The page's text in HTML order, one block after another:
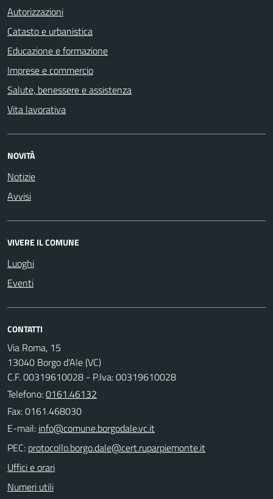
Autorizzazioni
Catasto e urbanistica
Educazione e formazione
Imprese e commercio
Salute, benessere e assistenza
Vita lavorativa
NOVITÀ
Notizie
Avvisi
VIVERE IL COMUNE
Luoghi
Eventi
CONTATTI
Via Roma, 15
13040 Borgo d'Ale (VC)
C.F. 00319610028 - P.Iva: 00319610028
Telefono:0161.46132
Fax: 0161.468030
E-mail:
PEC:
Uffici e orari
Numeri utili